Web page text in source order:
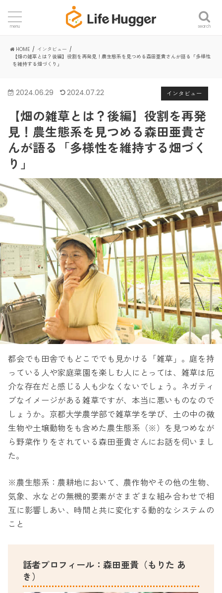
search
menu
HOME
インタビュー
【畑の雑草とは？後編】役割を再発見！農生態系を見つめる森田亜貴さんが語る「多様性
を維持する畑づくり」
インタビュー
2024.06.29 2024.07.22
【畑の雑草とは？後編】役割を再発
見！農生態系を見つめる森田亜貴さ
んが語る「多様性を維持する畑づく
り」
都会でも田舎でもどこででも見かける「雑草」。庭を持
っている人や家庭菜園を楽しむ人にとっては、雑草は厄
介な存在だと感じる人も少なくないでしょう。ネガティ
ブなイメージがある雑草ですが、本当に悪いものなので
しょうか。京都大学農学部で雑草学を学び、土の中の微
生物や土壌動物をも含めた農生態系（※）を見つめなが
ら野菜作りをされている森田亜貴さんにお話を伺いまし
た。
※農生態系：農耕地において、農作物やその他の生物、
気象、水などの無機的要素がさまざまな組み合わせで相
互に影響しあい、時間と共に変化する動的なシステムの
こと
話者プロフィール：森田亜貴（もりた あ
き）